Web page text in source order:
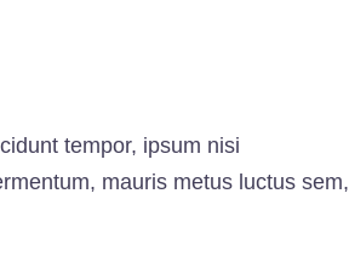
tempor, ipsum nisi
mauris metus luctus sem,